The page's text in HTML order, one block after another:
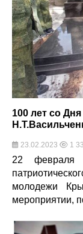
100 лет со
23.02.2023 1
22 февраля
молодежи
мероприятии,